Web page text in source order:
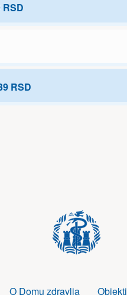
RSD
RSD
O Domu zdravlja Objekti